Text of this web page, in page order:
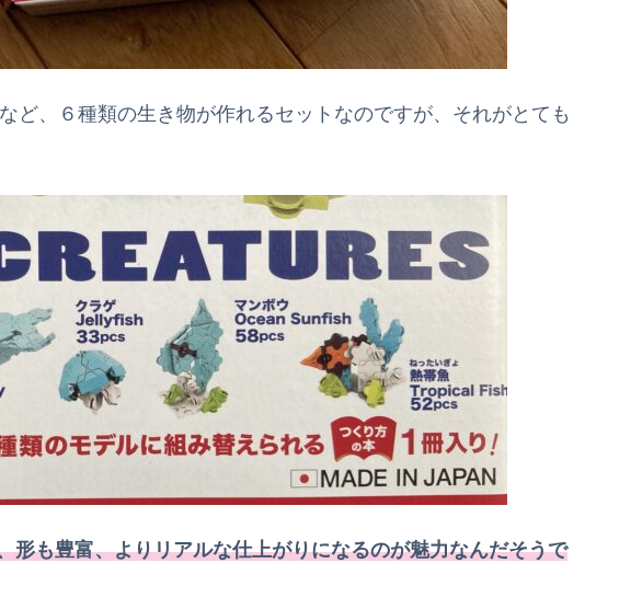
ど、６種類の生き物が作れるセットなのですが、それがとても
形も豊富、よりリアルな仕上がりになるのが魅力なんだそうで